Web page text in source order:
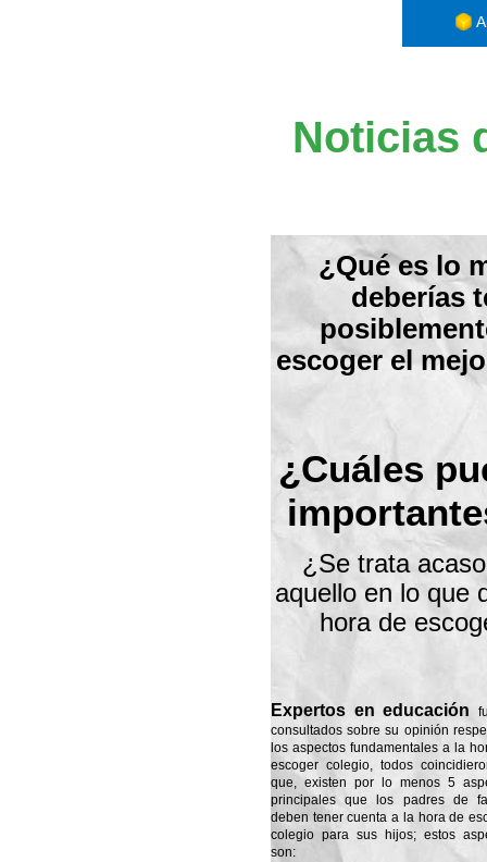
Noticias
¿Qué es lo
deberías
escoger el
¿Cuáles
¿Se trata
aquello en lo que
hora de
Expertos en educación
consultados sobre su opinión
los aspectos fundamentales a la
escoger colegio, todos
que, existen por lo menos 5
principales que los padres de
deben tener cuenta a la hora de
colegio para sus hijos; estos
son: